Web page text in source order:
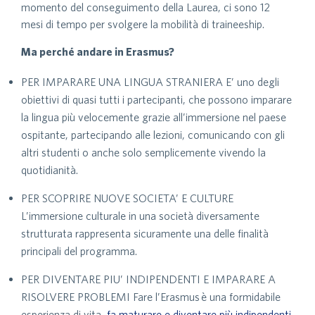
momento del conseguimento della Laurea, ci sono 12
mesi di tempo per svolgere la mobilità di traineeship.
Ma perché andare in Erasmus?
PER IMPARARE UNA LINGUA STRANIERA E’ uno degli
obiettivi di quasi tutti i partecipanti, che possono imparare
la lingua più velocemente grazie all’immersione nel paese
ospitante, partecipando alle lezioni, comunicando con gli
altri studenti o anche solo semplicemente vivendo la
quotidianità.
PER SCOPRIRE NUOVE SOCIETA’ E CULTURE
L’immersione culturale in una società diversamente
strutturata rappresenta sicuramente una delle finalità
principali del programma.
PER DIVENTARE PIU’ INDIPENDENTI E IMPARARE A
RISOLVERE PROBLEMI Fare l’Erasmus è una formidabile